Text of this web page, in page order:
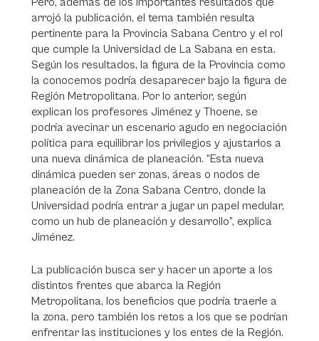
arrojó la publicación, el tema también resulta
pertinente para la Provincia Sabana Centro y el rol
que cumple la Universidad de La Sabana en esta.
Según los resultados, la figura de la Provincia como
la conocemos podría desaparecer bajo la figura de
Región Metropolitana. Por lo anterior, según
explican los profesores Jiménez y Thoene, se
podría avecinar un escenario agudo en negociación
política para equilibrar los privilegios y ajustarlos a
una nueva dinámica de planeación. “Esta nueva
dinámica pueden ser zonas, áreas o nodos de
planeación de la Zona Sabana Centro, donde la
Universidad podría entrar a jugar un papel medular,
como un hub de planeación y desarrollo”, explica
Jiménez.
La publicación busca ser y hacer un aporte a los
distintos frentes que abarca la Región
Metropolitana, los beneficios que podría traerle a
la zona, pero también los retos a los que se podrían
enfrentar las instituciones y los entes de la Región.